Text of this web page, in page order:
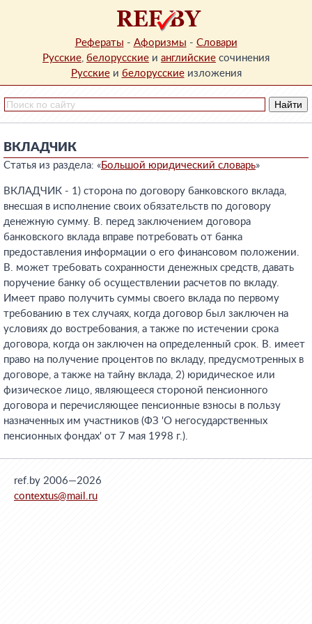
Рефераты - Афоризмы - Словари
Русские, белорусские и английские сочинения
Русскиеи белорусскиеизложения
ВКЛАДЧИК
Статья из раздела: «Большой юридический словарь»
ВКЛАДЧИК - 1) сторона по договору банковского вклада,
внесшая в исполнение своих обязательств по договору
денежную сумму. В. перед заключением договора
банковского вклада вправе потребовать от банка
предоставления информации о его финансовом положении.
В. может требовать сохранности денежных средств, давать
поручение банку об осуществлении расчетов по вкладу.
Имеет право получить суммы своего вклада по первому
требованию в тех случаях, когда договор был заключен на
условиях до востребования, а также по истечении срока
договора, когда он заключен на определенный срок. В. имеет
право на получение процентов по вкладу, предусмотренных в
договоре, а также на тайну вклада, 2) юридическое или
физическое лицо, являющееся стороной пенсионного
договора и перечисляющее пенсионные взносы в пользу
назначенных им участников (ФЗ 'О негосударственных
пенсионных фондах' от 7 мая 1998 г.).
ref.by 2006—2026
contextus@mail.ru